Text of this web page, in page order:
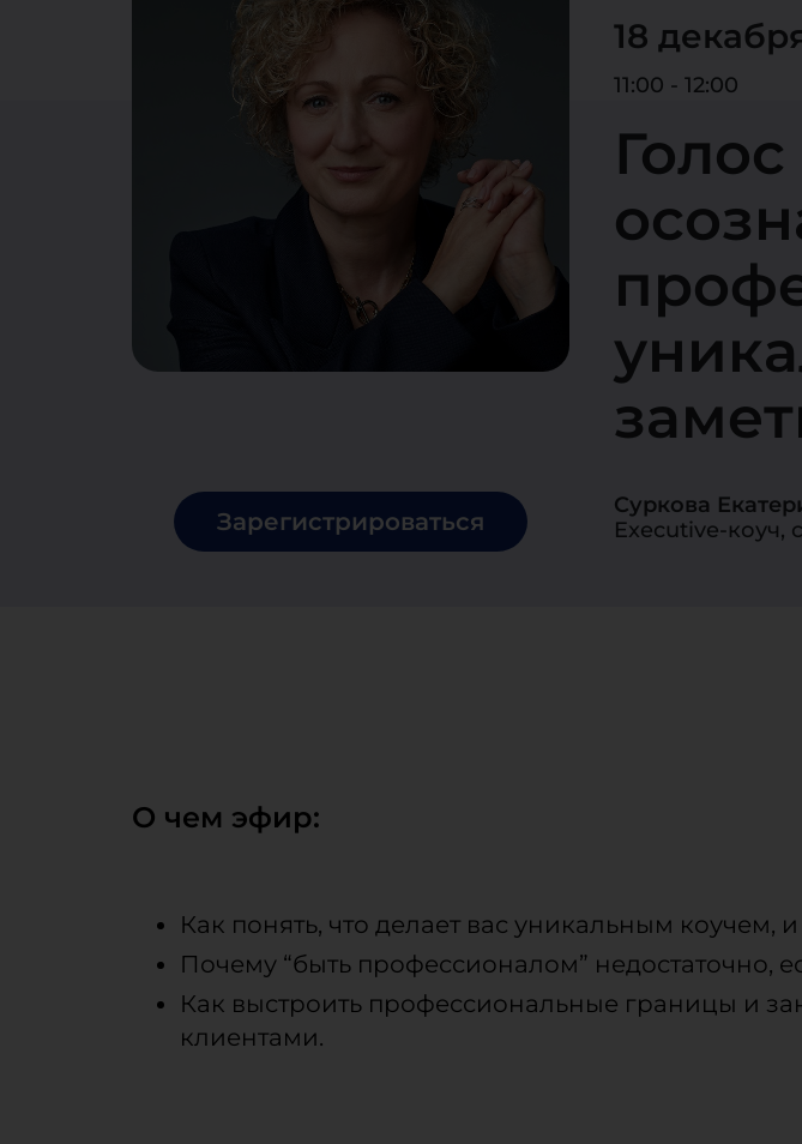
Зарегистрироваться
18
11:00 - 12:00
Суркова
Executive-коуч,
О чем эфир:
Как понять, что делает вас уникальным коучем,
Почему “быть профессионалом” недостаточно,
Как выстроить профессиональные границы и
клиентами.